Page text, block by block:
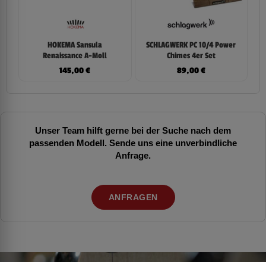
HOKEMA Sansula
Renaissance A-Moll
145,00€
SCHLAGWERK PC 10/4 Power
Chimes 4er Set
89,00€
Unser Team hilft gerne bei der Suche nach dem
passenden Modell. Sende uns eine unverbindliche
Anfrage.
ANFRAGEN